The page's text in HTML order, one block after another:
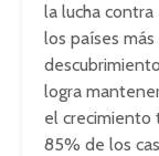
la lucha
los países
logra
el crecimiento
85% de los